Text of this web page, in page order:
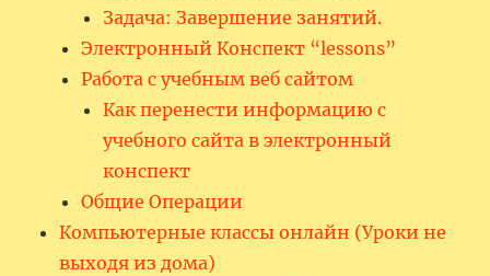
Задача: Завершение занятий.
Электронный Конспект “lessons”
Работа с учебным веб сайтом
Как перенести информацию с
учебного сайта в электронный
конспект
Общие Операции
Компьютерные классы онлайн (Уроки не
выходя из дома)